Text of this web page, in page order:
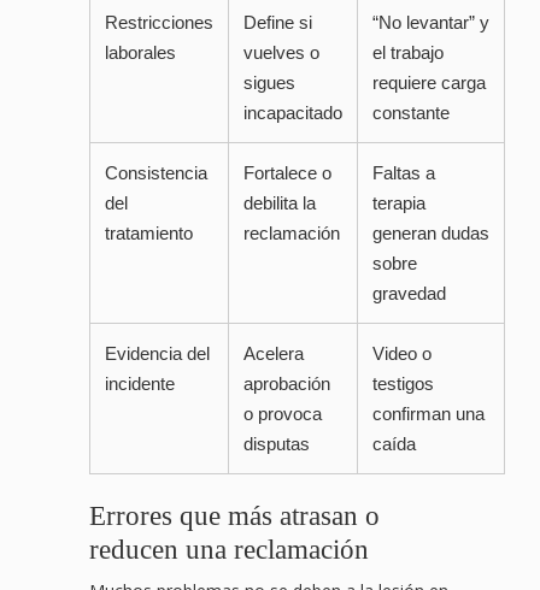
Restricciones
laborales
Define si
vuelves o
sigues
incapacitado
“No levantar” y
el trabajo
requiere carga
constante
Consistencia
del
tratamiento
Fortalece o
debilita la
reclamación
Faltas a
terapia
generan dudas
sobre
gravedad
Evidencia del
incidente
Acelera
aprobación
o provoca
disputas
Video o
testigos
confirman una
caída
Errores que más atrasan o
reducen una reclamación